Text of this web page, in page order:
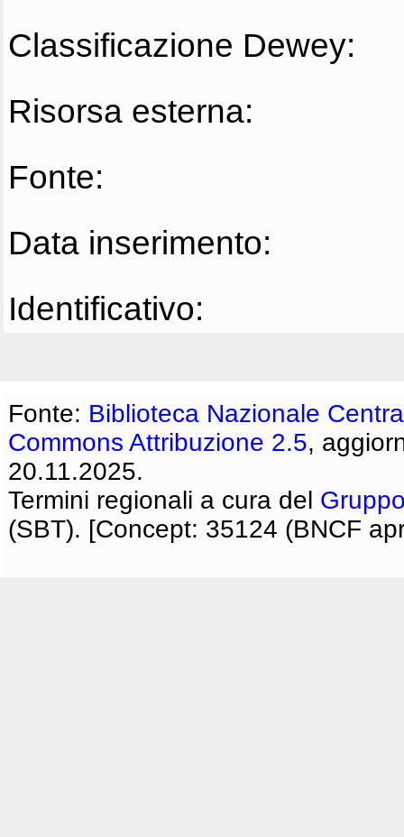
Classificazione Dewey:
Risorsa esterna:
Fonte:
Data inserimento:
Identificativo:
Fonte: Biblioteca Nazionale
Commons Attribuzione 2.5,
20.11.2025.
Termini regionali a cura del
(SBT). [Concept: 35124 (BNCF